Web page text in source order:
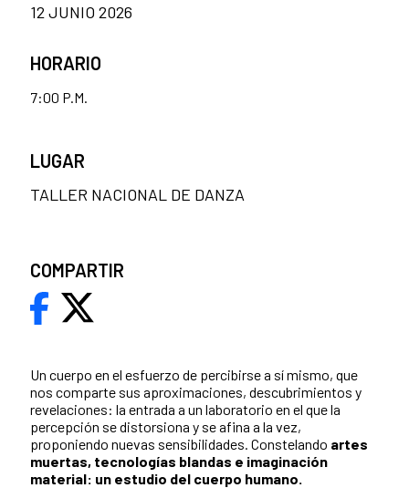
Un cuerpo en el esfuerzo de percibirse a sí mismo, que
nos comparte sus aproximaciones, descubrimientos y
revelaciones: la entrada a un laboratorio en el que la
percepción se distorsiona y se afina a la vez,
proponiendo nuevas sensibilidades. Constelando artes
muertas, tecnologías blandas e imaginación
material: un estudio del cuerpo humano.
12 JUNIO 2026
HORARIO
7:00 P.M.
LUGAR
TALLER NACIONAL DE DANZA
COMPARTIR